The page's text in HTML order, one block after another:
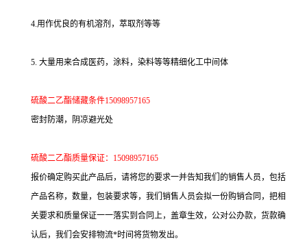
4.用作优良的有机溶剂，萃取剂等等
5. 大量用来合成医药，涂料，染料等等精细化工中间体
硫酸二乙酯储藏条件15098957165
密封防潮，阴凉避光处
硫酸二乙酯质量保证：15098957165
报价确定购买此产品后，请将您的要求一并告知我们的销售人员，包括
产品名称，数量，包装要求等，我们销售人员会拟一份购销合同，把相
关要求和质量保证一一落实到合同上，盖章生效，公对公办款，货款确
认后，我们会安排物流*时间将货物发出。